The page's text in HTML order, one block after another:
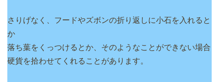
さりげなく、フードやズボンの折り返しに小石を入れると
か
落ち葉をくっつけるとか、そのようなことができない場合
硬貨を拾わせてくれることがあります。